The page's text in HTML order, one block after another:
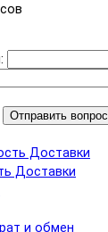
Отправить вопрос
Доставки